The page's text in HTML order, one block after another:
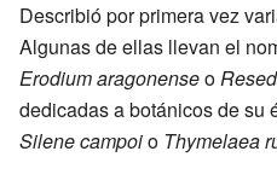
Describió por primera vez
Algunas de ellas llevan el
Erodium aragonenseo
dedicadas a botánicos de su
Silene campoio Thymelaea